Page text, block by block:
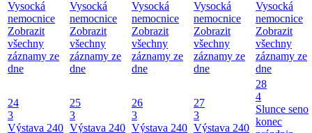
Vysocká
nemocnice
Zobrazit
všechny
záznamy ze
dne
Vysocká
nemocnice
Zobrazit
všechny
záznamy ze
dne
Vysocká
nemocnice
Zobrazit
všechny
záznamy ze
dne
Vysocká
nemocnice
Zobrazit
všechny
záznamy ze
dne
Vysocká
nemocnice
Zobrazit
všechny
záznamy ze
dne
24
3
Výstava 240
25
3
Výstava 240
26
3
Výstava 240
27
3
Výstava 240
28
4
Slunce seno
konec